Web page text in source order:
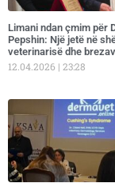
Limani ndan çmim për
Pepshin: Një jetë në
veterinarisë dhe
12.04.2026 23:28